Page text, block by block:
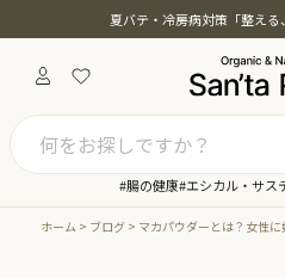
夏バテ・冷房病対策「整え
#腸の健康#エシカル・サス
ホーム ブログ マカパウダーとは？女性
キーワード検索